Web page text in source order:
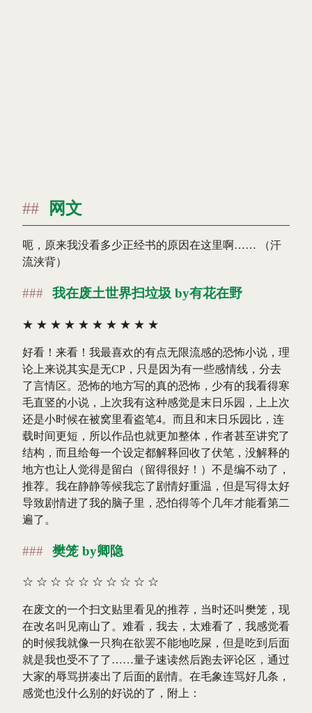
网文
呃，原来我没看多少正经书的原因在这里啊…… （汗
流浃背）
我在废土世界扫垃圾 by有花在野
★ ★ ★ ★ ★ ★ ★ ★ ★ ★
好看！来看！我最喜欢的有点无限流感的恐怖小说，理
论上来说其实是无CP，只是因为有一些感情线，分去
了言情区。恐怖的地方写的真的恐怖，少有的我看得寒
毛直竖的小说，上次我有这种感觉是末日乐园，上上次
还是小时候在被窝里看盗笔4。而且和末日乐园比，连
载时间更短，所以作品也就更加整体，作者甚至讲究了
结构，而且给每一个设定都解释回收了伏笔，没解释的
地方也让人觉得是留白（留得很好！）不是编不动了，
推荐。我在静静等候我忘了剧情好重温，但是写得太好
导致剧情进了我的脑子里，恐怕得等个几年才能看第二
遍了。
樊笼 by卿隐
☆ ☆ ☆ ☆ ☆ ☆ ☆ ☆ ☆ ☆
在废文的一个扫文贴里看见的推荐，当时还叫樊笼，现
在改名叫见南山了。难看，我去，太难看了，我感觉看
的时候我就像一只狗在欲罢不能地吃屎，但是吃到后面
就是我也受不了了……量子速读然后跑去评论区，通过
大家的辱骂拼凑出了后面的剧情。在毛象连骂好几条，
感觉也没什么别的好说的了，附上：